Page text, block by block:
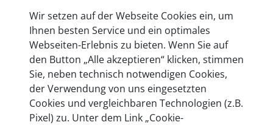
entwickeln wir unsere Produkte am Standort in
Berlin laufend weiter. Auf diese Qualität vertrauen
heute mehr als 60.000 Privatkunden und
Unternehmen.
Wir setzen auf der Webseite Cookies ein, um
Ihnen besten Service und ein optimales
Webseiten-Erlebnis zu bieten. Wenn Sie auf
den Button „Alle akzeptieren“ klicken, stimmen
Sie, neben technisch notwendigen Cookies,
der Verwendung von uns eingesetzten
Cookies und vergleichbaren Technologien (z.B.
Pixel) zu. Unter dem Link „Cookie-